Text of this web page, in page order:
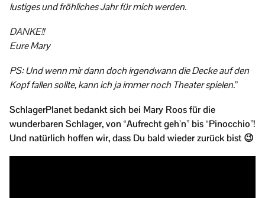
lustiges und fröhliches Jahr für mich werden.
DANKE!!
Eure Mary
PS: Und wenn mir dann doch irgendwann die Decke auf den
Kopf fallen sollte, kann ich ja immer noch Theater spielen.”
SchlagerPlanet bedankt sich bei Mary Roos für die
wunderbaren Schlager, von “Aufrecht geh’n” bis “Pinocchio”!
Und natürlich hoffen wir, dass Du bald wieder zurück bist 😉